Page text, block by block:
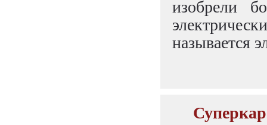
изобрели
называется